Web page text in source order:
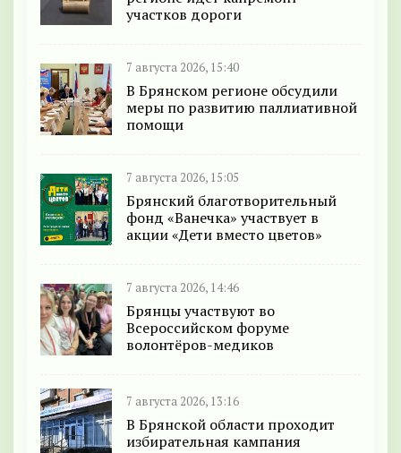
участков дороги
7 августа 2026, 15:40
В Брянском регионе обсудили
меры по развитию паллиативной
помощи
7 августа 2026, 15:05
Брянский благотворительный
фонд «Ванечка» участвует в
акции «Дети вместо цветов»
7 августа 2026, 14:46
Брянцы участвуют во
Всероссийском форуме
волонтёров-медиков
7 августа 2026, 13:16
В Брянской области проходит
избирательная кампания